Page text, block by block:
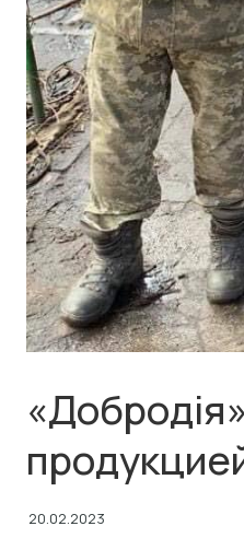
20.02.2023